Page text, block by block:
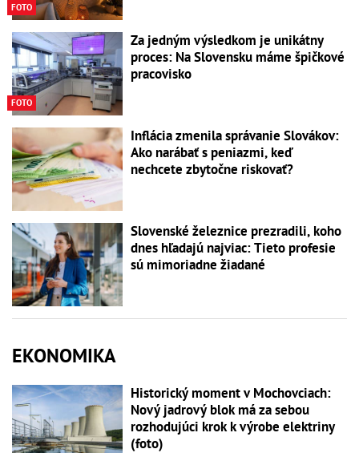
FOTO
FOTO
Za jedným výsledkom je unikátny
proces: Na Slovensku máme špičkové
pracovisko
Inflácia zmenila správanie Slovákov:
Ako narábať s peniazmi, keď
nechcete zbytočne riskovať?
Slovenské železnice prezradili, koho
dnes hľadajú najviac: Tieto profesie
sú mimoriadne žiadané
EKONOMIKA
Historický moment v Mochovciach:
Nový jadrový blok má za sebou
rozhodujúci krok k výrobe elektriny
(foto)